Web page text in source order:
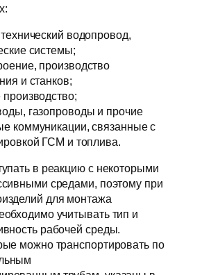
водопровод,
системы;
производство
и станков;
газопроводы и прочие
коммуникации, связанные с
ГСМ и топлива.
в реакцию с некоторыми
средами, поэтому при
для монтажа
учитывать тип и
рабочей среды.
можно транспортировать по